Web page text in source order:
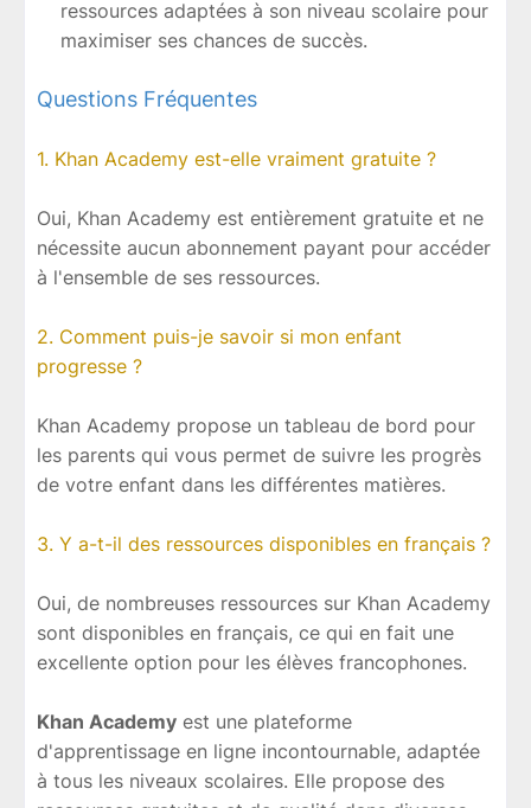
ressources adaptées à son niveau scolaire pour
maximiser ses chances de succès.
Questions Fréquentes
1. Khan Academy est-elle vraiment gratuite ?
Oui, Khan Academy est entièrement gratuite et ne
nécessite aucun abonnement payant pour accéder
à l'ensemble de ses ressources.
2. Comment puis-je savoir si mon enfant
progresse ?
Khan Academy propose un tableau de bord pour
les parents qui vous permet de suivre les progrès
de votre enfant dans les différentes matières.
3. Y a-t-il des ressources disponibles en français ?
Oui, de nombreuses ressources sur Khan Academy
sont disponibles en français, ce qui en fait une
excellente option pour les élèves francophones.
Khan Academy est une plateforme
d'apprentissage en ligne incontournable, adaptée
à tous les niveaux scolaires. Elle propose des